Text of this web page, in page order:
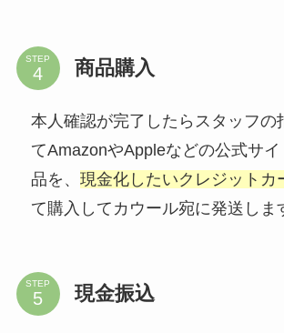
STEP 商品購入
本人確認が完了したらスタッフの
てAmazonやAppleなどの公式サ
品を、 現金化したいクレジットカ
て購入してカウール宛に発送しま
STEP 現金振込